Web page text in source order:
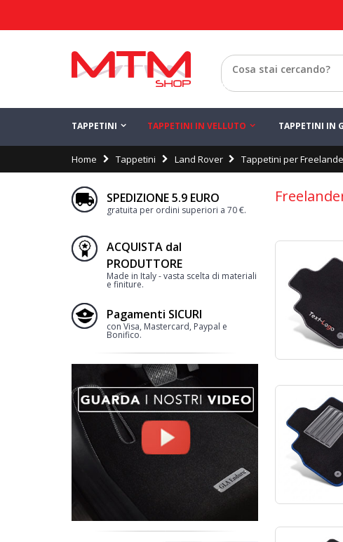
Indietro
TAPPETINI TAPPETINI IN VELLUTO TAPPETINI IN
Home Tappetini Land Rover Tappetini per
SPEDIZIONE 5.9 EURO
gratuita per ordini superiori a 70 €.
ACQUISTA dal
PRODUTTORE
Made in Italy - vasta scelta di materiali
e finiture.
Pagamenti SICURI
con Visa, Mastercard, Paypal e
Bonifico.